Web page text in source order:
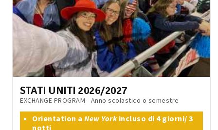
STATI UNITI 2026/2027
EXCHANGE PROGRAM - Anno scolastico o semestre
Orientation a New Yorkincluso di 4 giorni/ 3
notti